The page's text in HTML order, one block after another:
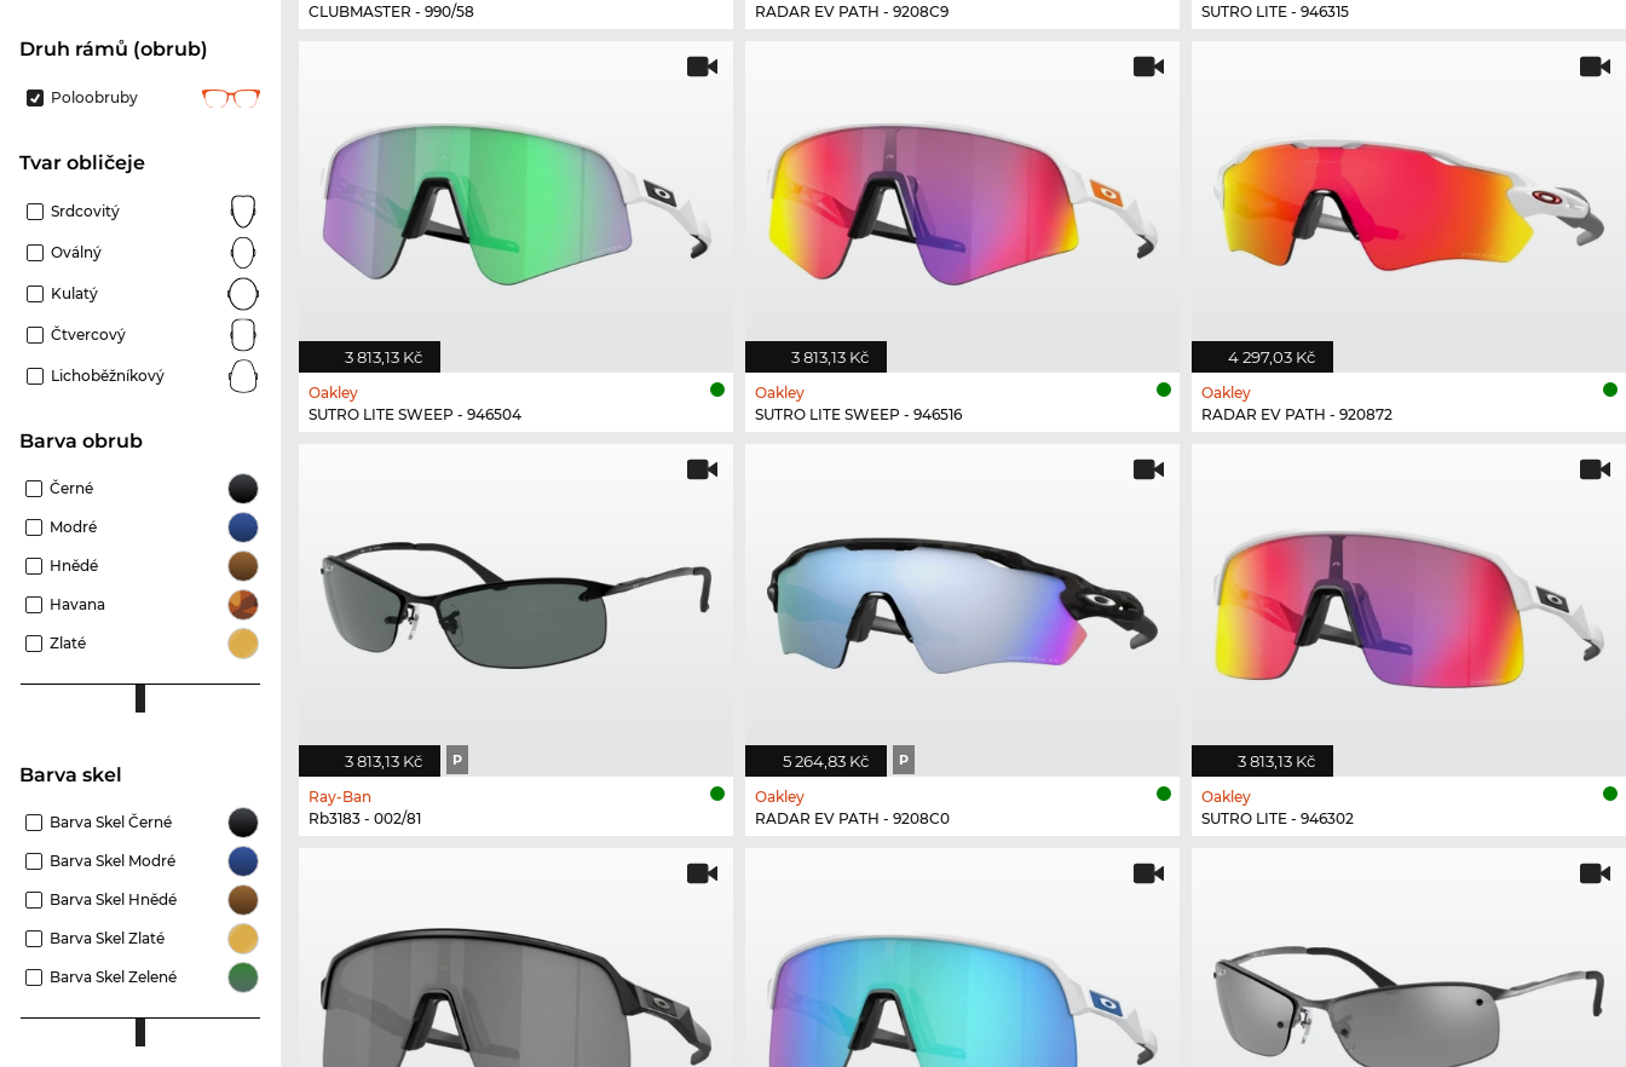
Druh rámů (obrub)
Poloobruby
tvar obličeje
Srdcovitý
Oválný
Kulatý
Čtvercový
Lichoběžníkový
Barva obrub
Černé
Modré
Hnědé
Havana
Zlaté
Barva skel
Barva Skel Černé
Barva Skel Modré
Barva Skel Hnědé
Barva Skel Zlaté
Barva Skel Zelené
CLUBMASTER - 990/58
RADAR EV PATH - 9208C9
SUTRO LITE - 946315
3 813,13 Kč
Oakley
SUTRO LITE SWEEP - 946504
3 813,13 Kč
Oakley
SUTRO LITE SWEEP - 946516
4 297,03 Kč
Oakley
RADAR EV PATH - 920872
3 813,13 Kč P
Ray-Ban
Rb3183 - 002/81
5 264,83 Kč P
Oakley
RADAR EV PATH - 9208C0
3 813,13 Kč
Oakley
SUTRO LITE - 946302